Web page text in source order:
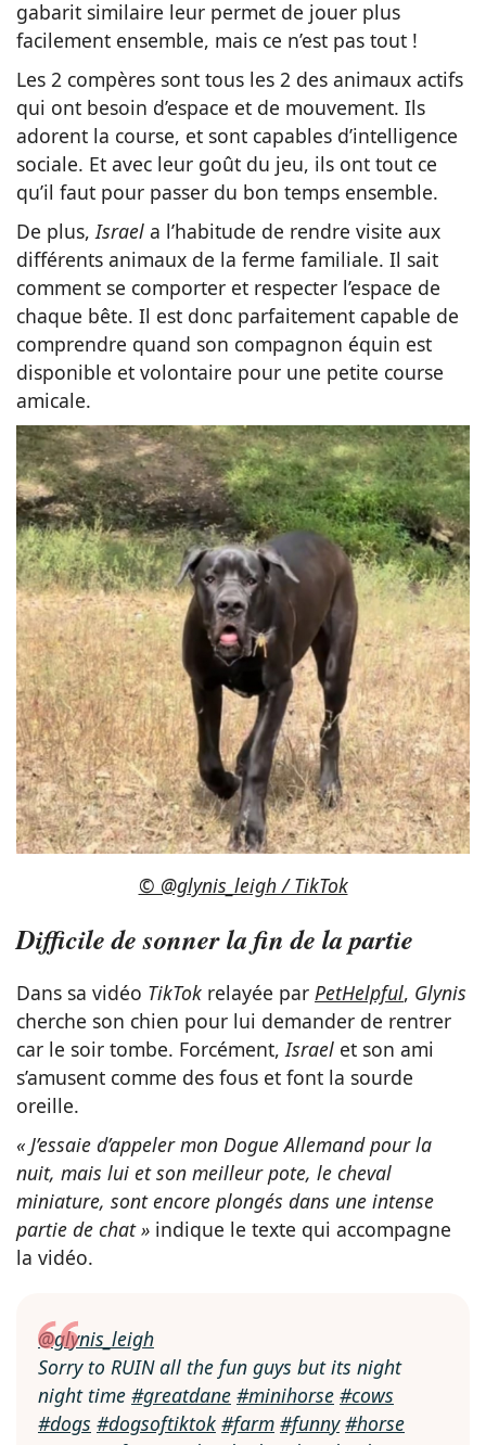
gabarit similaire leur permet de jouer plus
facilement ensemble, mais ce n’est pas tout !
Les 2 compères sont tous les 2 des animaux actifs
qui ont besoin d’espace et de mouvement. Ils
adorent la course, et sont capables d’intelligence
sociale. Et avec leur goût du jeu, ils ont tout ce
qu’il faut pour passer du bon temps ensemble.
De plus,Israel a l’habitude de rendre visite aux
différents animaux de la ferme familiale. Il sait
comment se comporter et respecter l’espace de
chaque bête. Il est donc parfaitement capable de
comprendre quand son compagnon équin est
disponible et volontaire pour une petite course
amicale.
© @glynis_leigh / TikTok
Difficile de sonner la fin de la partie
Dans sa vidéo TikTok relayée par PetHelpful, Glynis
cherche son chien pour lui demander de rentrer
car le soir tombe. Forcément, Israel et son ami
s’amusent comme des fous et font la sourde
oreille.
« J’essaie d’appeler mon Dogue Allemand pour la
nuit, mais lui et son meilleur pote, le cheval
miniature, sont encore plongés dans une intense
partie de chat » indique le texte qui accompagne
la vidéo.
@glynis_leigh
Sorry to RUIN all the fun guys but its night
night time #greatdane #minihorse #cows
#dogs #dogsoftiktok #farm #funny #horse